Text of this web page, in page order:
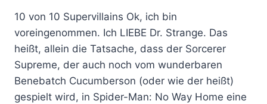
10 von 10 Supervillains Ok, ich bin
voreingenommen. Ich LIEBE Dr. Strange. Das
heißt, allein die Tatsache, dass der Sorcerer
Supreme, der auch noch vom wunderbaren
Benebatch Cucumberson (oder wie der heißt)
gespielt wird, in Spider-Man: No Way Home eine